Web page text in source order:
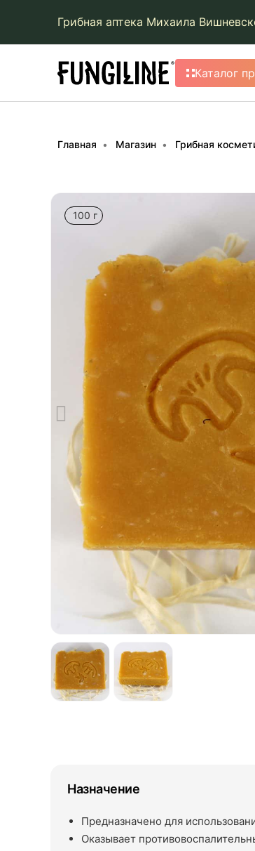
Грибная аптека Михаила
Каталог
Главная Магазин Грибная
100 г
Назначение
Предназначено для
Оказывает